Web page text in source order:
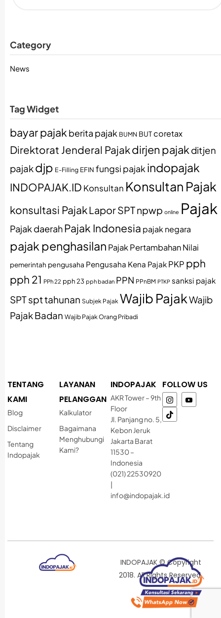
Category
News
Tag Widget
bayar pajak berita pajak BUMN BUT coretax
Direktorat Jenderal Pajakdirjen pajak ditjen
pajakdjp E-Filling EFIN fungsi pajak indopajak
INDOPAJAK.ID Konsultan Konsultan Pajak
konsultasi PajakLapor SPTnpwp online Pajak
Pajak daerahPajak Indonesia pajak negara
pajak penghasilan Pajak Pertambahan Nilai
pemerintah pengusaha Pengusaha Kena Pajak PKP pph
pph 21 PPh 22 pph 23 pph badan PPN PPnBM PTKP sanksi pajak
SPTspt tahunan Subjek Pajak Wajib PajakWajib
Pajak Badan Wajib Pajak Orang Pribadi
TENTANG
KAMI
Blog
Disclaimer
Tentang
Indopajak
LAYANAN
PELANGGAN
Kalkulator
Bagaimana
Menghubungi
Kami?
INDOPAJAK
AKR Tower – 9th
Floor
Jl. Panjang no. 5,
Kebon Jeruk
Jakarta Barat
11530 –
Indonesia
(021) 22530920
|
info@indopajak.id
FOLLOW US
INDOPAJAK © Copyright
2018. All Rights Reserved.